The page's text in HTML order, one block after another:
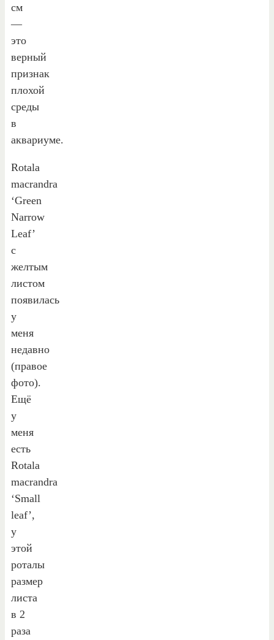
см
—
это
верный
признак
плохой
среды
в
аквариуме.
Rotala
macrandra
‘Green
Narrow
Leaf’
с
желтым
листом
появилась
у
меня
недавно
(правое
фото).
Ещё
у
меня
есть
Rotala
macrandra
‘Small
leaf’,
у
этой
роталы
размер
листа
в 2
раза